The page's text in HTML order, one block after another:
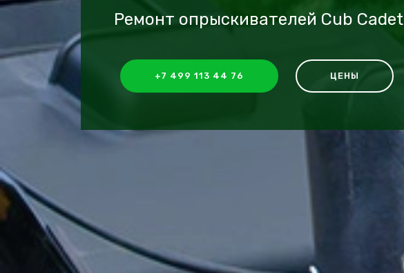
Ремонт опрыскивателей Cub Cadet
+7 499 113 44 76 ЦЕНЫ